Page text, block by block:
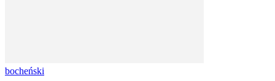
bocheński